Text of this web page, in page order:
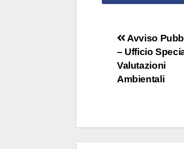
Avviso
– Ufficio
Valutazioni
Ambientali